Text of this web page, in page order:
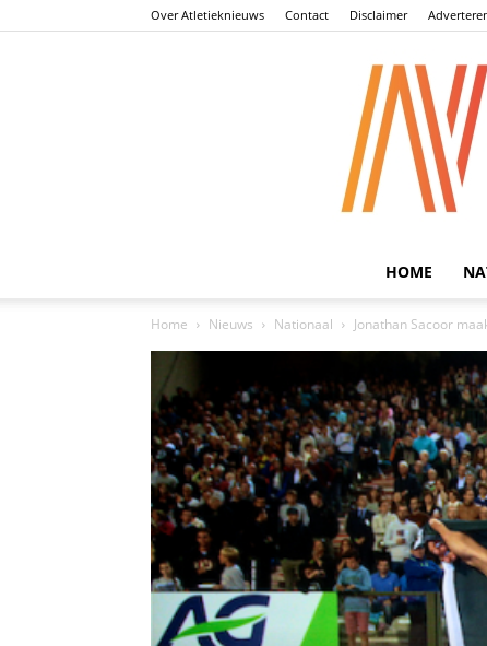
Over Atletieknieuws Contact Disclaimer
HOME
Home Nieuws Nationaal Jonathan Sacoor